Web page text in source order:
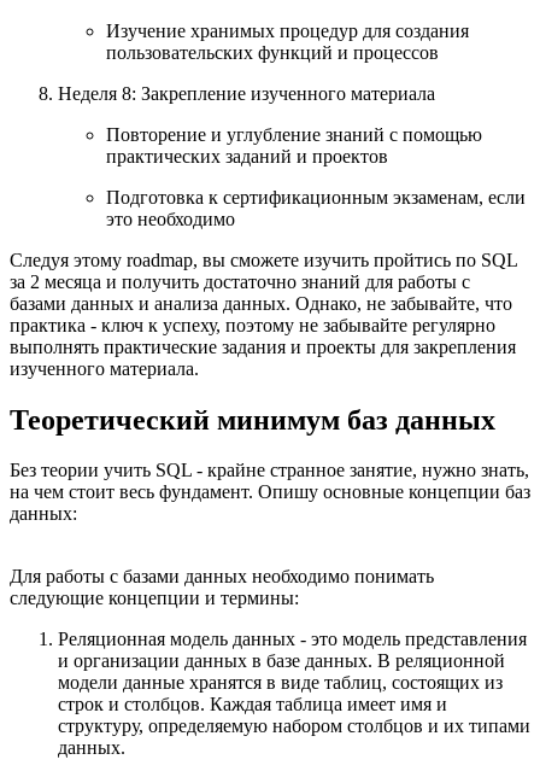
Изучение хранимых процедур для создания
пользовательских функций и процессов
Неделя 8: Закрепление изученного материала
Повторение и углубление знаний с помощью
практических заданий и проектов
Подготовка к сертификационным экзаменам, если
это необходимо
Следуя этому roadmap, вы сможете изучить пройтись по SQL
за 2 месяца и получить достаточно знаний для работы с
базами данных и анализа данных. Однако, не забывайте, что
практика - ключ к успеху, поэтому не забывайте регулярно
выполнять практические задания и проекты для закрепления
изученного материала.
Теоретический минимум баз данных
Без теории учить SQL - крайне странное занятие, нужно знать,
на чем стоит весь фундамент. Опишу основные концепции баз
данных:
Для работы с базами данных необходимо понимать
следующие концепции и термины:
Реляционная модель данных - это модель представления
и организации данных в базе данных. В реляционной
модели данные хранятся в виде таблиц, состоящих из
строк и столбцов. Каждая таблица имеет имя и
структуру, определяемую набором столбцов и их типами
данных.